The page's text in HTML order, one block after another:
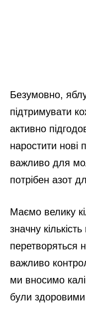
Безумовно,
підтримувати
активно
наростити нові
важливо для
потрібен азот
Маємо велику
значну
перетворяться
важливо
ми вносимо
були здоровими